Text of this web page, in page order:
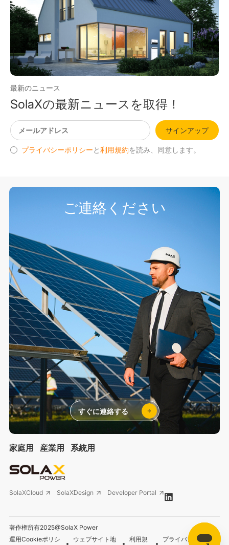
最新のニュース
SolaXの最新ニュースを取得！
サインアップ
プライバシーポリシーと利用規約を読み、同意します。
家庭用 産業用 系統用
SolaXCloud SolaXDesign Developer Portal
著作権所有2025@SolaX Power
運用Cookieポリシ
ウェブサイト地
利用規
プライバシーポリシ
ご連絡ください
すぐに連絡する